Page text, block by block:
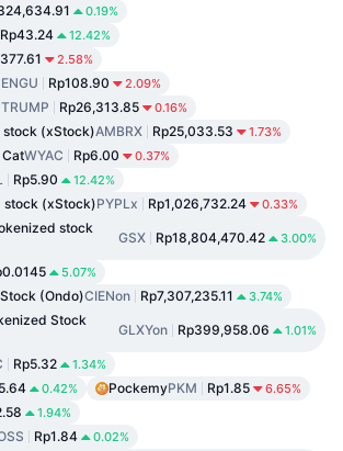
0.19%
Rp43.24 12.42%
2.58%
Rp108.90 2.09%
TRUMP Rp26,313.85 0.16%
(xStock)AMBRX Rp25,033.53 1.73%
CatWYAC Rp6.00 0.37%
Rp5.90 12.42%
stock (xStock)PYPLx Rp1,026,732.24 0.33%
stock
GSX Rp18,804,470.42 3.00%
5.07%
(Ondo)CIENon Rp7,307,235.11 3.74%
Stock
GLXYon Rp399,958.06 1.01%
Rp5.32 1.34%
0.42% PockemyPKM Rp1.85 6.65%
1.94%
Rp1.84 0.02%